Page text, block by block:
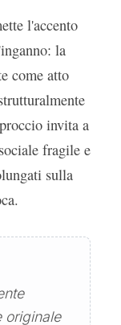
l'accento
la
come atto
invita a
fragile e
sulla
originale